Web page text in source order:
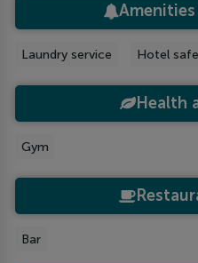
Laundry service Hotel safe
Health
Gym
Bar